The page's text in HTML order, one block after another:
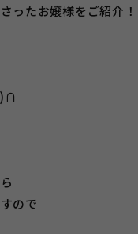
ったお嬢様をご紹介！
ので